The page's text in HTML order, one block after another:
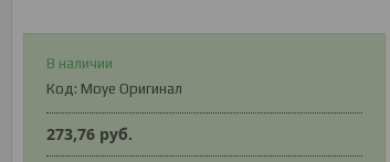
В наличии
Код: Moye Оригинал
273,76 руб.